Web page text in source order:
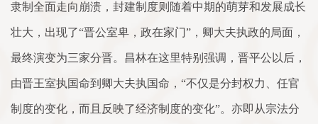
隶制全面走向崩溃，封建制度则随着中期的萌芽和发展成长
壮大，出现了“晋公室卑，政在家门”，卿大夫执政的局面，
最终演变为三家分晋。昌林在这里特别强调，晋平公以后，
由晋王室执国命到卿大夫执国命，“不仅是分封权力、任官
制度的变化，而且反映了经济制度的变化”。亦即从宗法分